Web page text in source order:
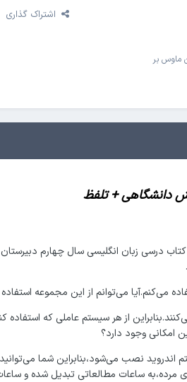
ماوس بر
اشتراک گذاری
دانشگاهی + تلفظ
می‌کنم.آیا می‌توانم از این مجموعه
می‌کنند.بنابراین از هر سیستم عاملی که
امکانی وجود دارد؟
اندروید نصب می‌شود،بنابراین شما
مرده،به ساعات مطالعاتی تبدیل شده و